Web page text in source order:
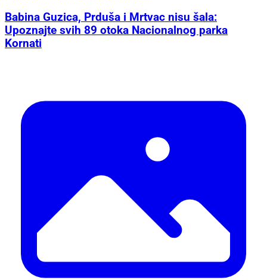
Babina Guzica, Prduša i Mrtvac nisu šala:
Upoznajte svih 89 otoka Nacionalnog parka
Kornati